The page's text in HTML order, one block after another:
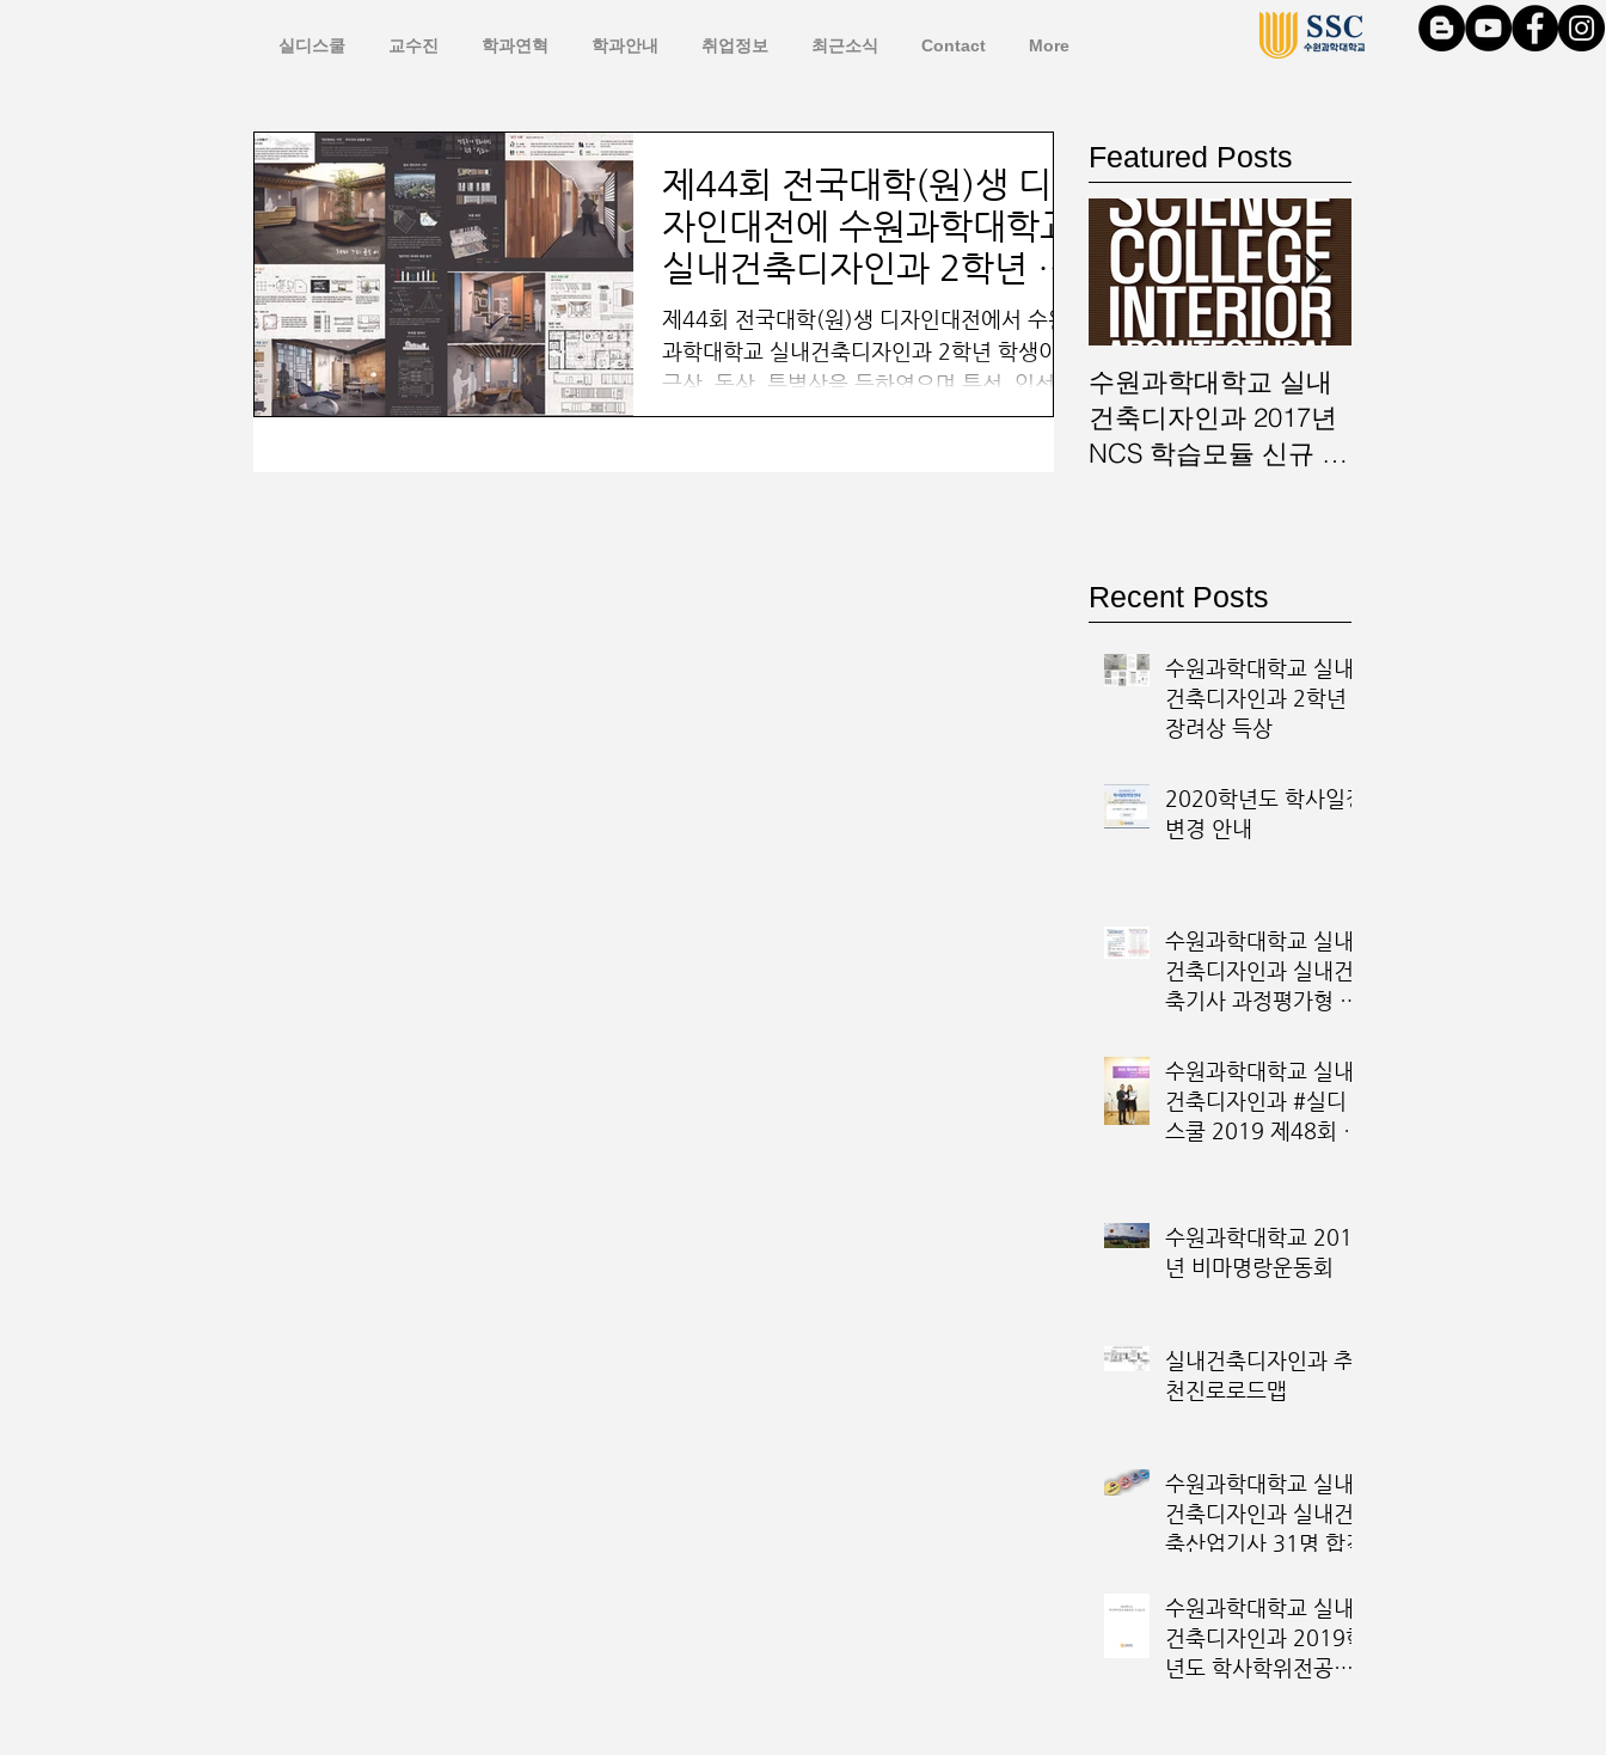
실디스쿨 교수진 학과연혁 학과안내 취업정보 최근소식 Contact More
제44회 전국대학(원)생 디
자인대전에 수원과학대학교
실내건축디자인과 2학년 학
생 금상, 동상, 특별상 수상
제44회 전국대학(원)생 디자인대전에서 수원
과학대학교 실내건축디자인과 2학년 학생이
금상, 동상, 특별상을 득하였으며 특선, 입선 등
의 작품에도 대거 선정되었습니다. 공업환경부
Featured Posts
수원과학대학교 실내
건축디자인과 2017년
NCS 학습모듈 신규 및
Recent Posts
수원과학대학교 실내
건축디자인과 2학년
장려상 득상
2020학년도 학사일정
변경 안내
수원과학대학교 실내
건축디자인과 실내건
축기사 과정평가형 국
최종 선정
수원과학대학교 실내
건축디자인과 #실디
스쿨 2019 제48회 전
수원과학대학교 2019
년 비마명랑운동회
실내건축디자인과 추
천진로로드맵
수원과학대학교 실내
건축디자인과 실내건
축산업기사 31명 합격
수원과학대학교 실내
건축디자인과 2019학
년도 학사학위전공심